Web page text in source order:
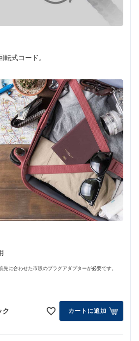
転式コード。
に合わせた市販のプラグアダプターが必要です。
ク カートに追加